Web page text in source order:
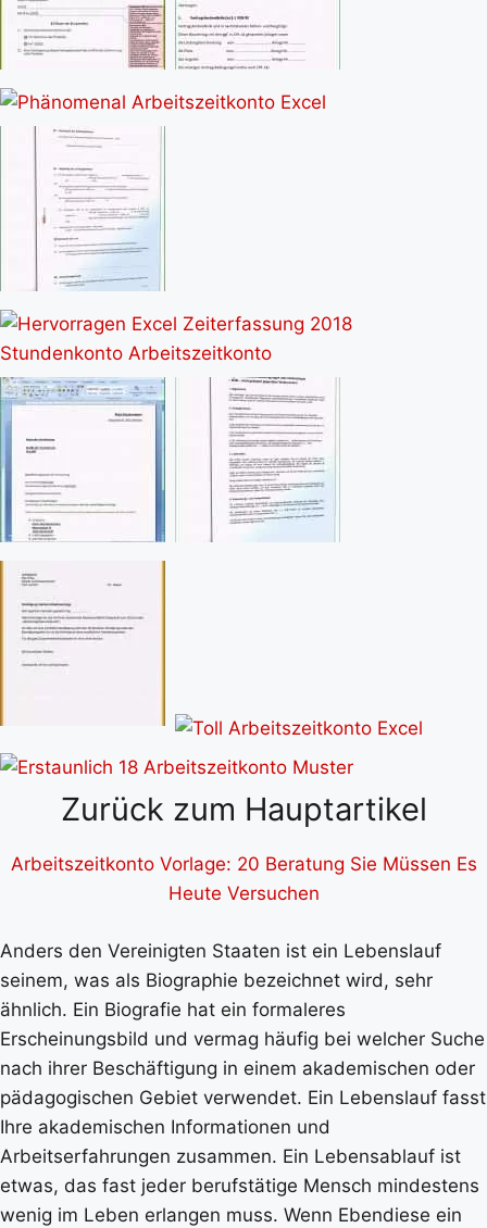
Zurück zum Hauptartikel
Arbeitszeitkonto Vorlage: 20 Beratung Sie Müssen Es
Heute Versuchen
Anders den Vereinigten Staaten ist ein Lebenslauf
seinem, was als Biographie bezeichnet wird, sehr
ähnlich. Ein Biografie hat ein formaleres
Erscheinungsbild und vermag häufig bei welcher Suche
nach ihrer Beschäftigung in einem akademischen oder
pädagogischen Gebiet verwendet. Ein Lebenslauf fasst
Ihre akademischen Informationen und
Arbeitserfahrungen zusammen. Ein Lebensablauf ist
etwas, das fast jeder berufstätige Mensch mindestens
wenig im Leben erlangen muss. Wenn Ebendiese ein